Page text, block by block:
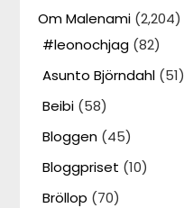
Om Malenami (2,204)
#leonochjag (82)
Asunto Björndahl (51)
Beibi (58)
Bloggen (45)
Bloggpriset (10)
Bröllop (70)